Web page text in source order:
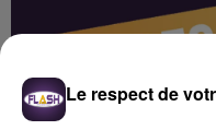
Le respect de